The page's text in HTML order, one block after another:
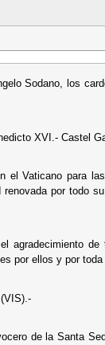
Sodano, los
XVI.- Castel
el Vaticano para
por todo
agradecimiento
por ellos y por toda
de la Santa